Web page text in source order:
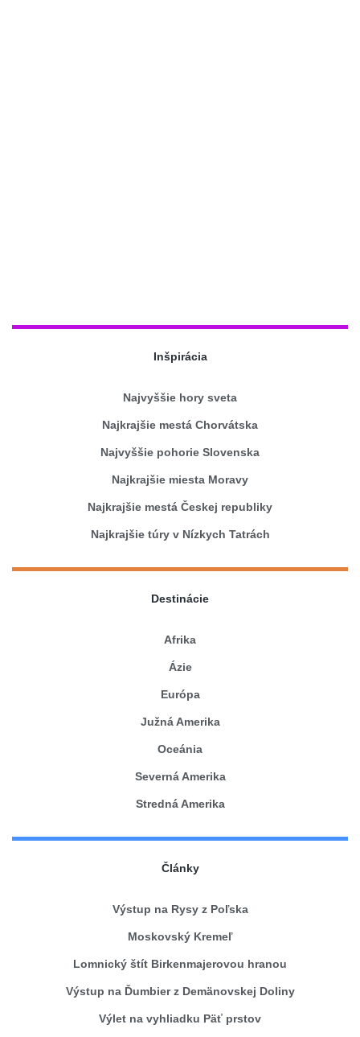
Inšpirácia
Najvyššie hory sveta
Najkrajšie mestá Chorvátska
Najvyššie pohorie Slovenska
Najkrajšie miesta Moravy
Najkrajšie mestá Českej republiky
Najkrajšie túry v Nízkych Tatrách
Destinácie
Afrika
Ázie
Európa
Južná Amerika
Oceánia
Severná Amerika
Stredná Amerika
Články
Výstup na Rysy z Poľska
Moskovský Kremeľ
Lomnický štít Birkenmajerovou hranou
Výstup na Ďumbier z Demänovskej Doliny
Výlet na vyhliadku Päť prstov